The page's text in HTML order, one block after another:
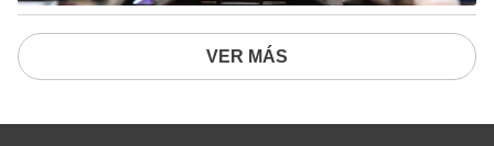
VER MÁS